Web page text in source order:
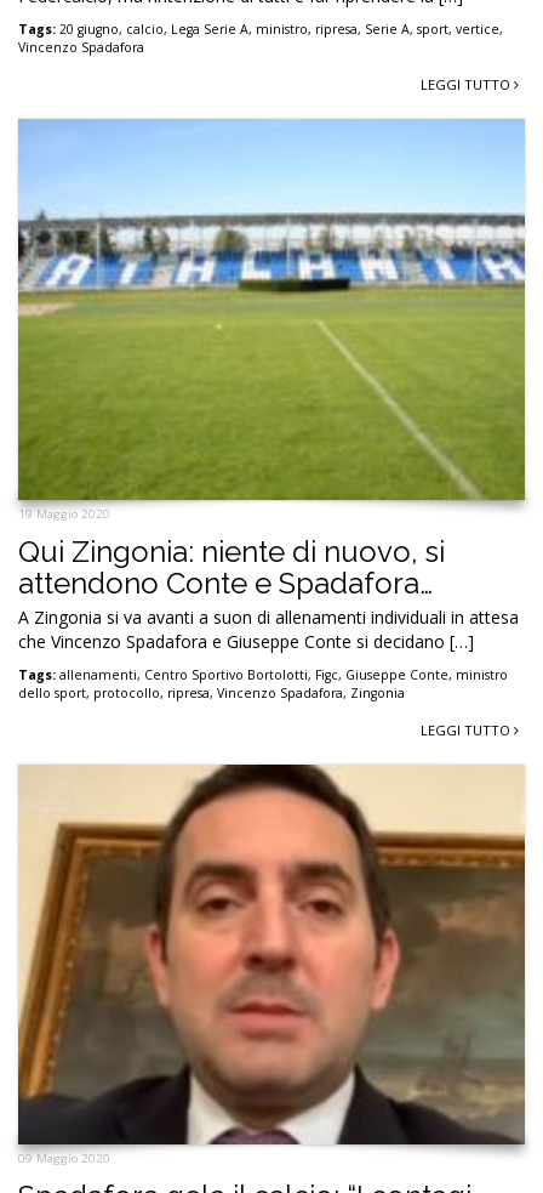
Tags: 20 giugno, calcio, Lega Serie A, ministro, ripresa, Serie A, sport, vertice,
Vincenzo Spadafora
LEGGI TUTTO
19 Maggio 2020
Qui Zingonia: niente di nuovo, si
attendono Conte e Spadafora…
A Zingonia si va avanti a suon di allenamenti individuali in attesa
che Vincenzo Spadafora e Giuseppe Conte si decidano […]
Tags: allenamenti, Centro Sportivo Bortolotti, Figc, Giuseppe Conte, ministro
dello sport, protocollo, ripresa, Vincenzo Spadafora, Zingonia
LEGGI TUTTO
09 Maggio 2020